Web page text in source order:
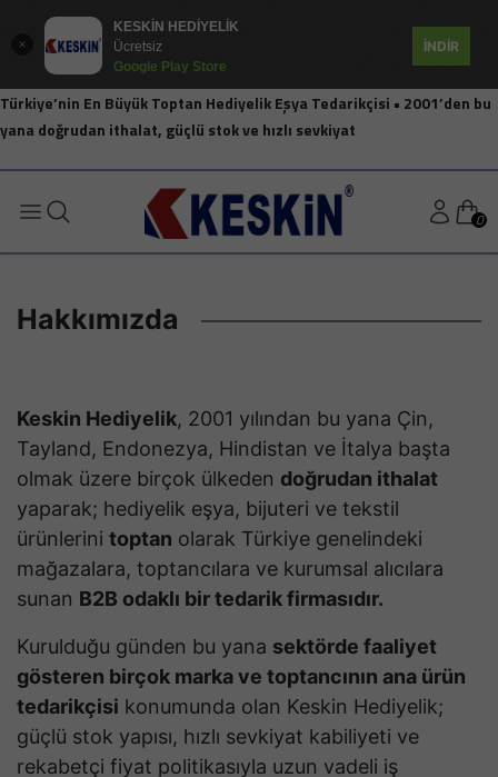
KESKİN HEDİYELİK
Ücretsiz
Google Play Store
İNDİR
Türkiye’nin En Büyük Toptan Hediyelik Eşya Tedarikçisi • 2001’den bu
yana doğrudan ithalat, güçlü stok ve hızlı sevkiyat
0
Hakkımızda
Keskin Hediyelik, 2001 yılından bu yana Çin,
Tayland, Endonezya, Hindistan ve İtalya başta
olmak üzere birçok ülkeden doğrudan ithalat
yaparak; hediyelik eşya, bijuteri ve tekstil
ürünlerini toptan olarak Türkiye genelindeki
mağazalara, toptancılara ve kurumsal alıcılara
sunan B2B odaklı bir tedarik firmasıdır.
Kurulduğu günden bu yana sektörde faaliyet
gösteren birçok marka ve toptancının ana ürün
tedarikçisi konumunda olan Keskin Hediyelik;
güçlü stok yapısı, hızlı sevkiyat kabiliyeti ve
rekabetçi fiyat politikasıyla uzun vadeli iş